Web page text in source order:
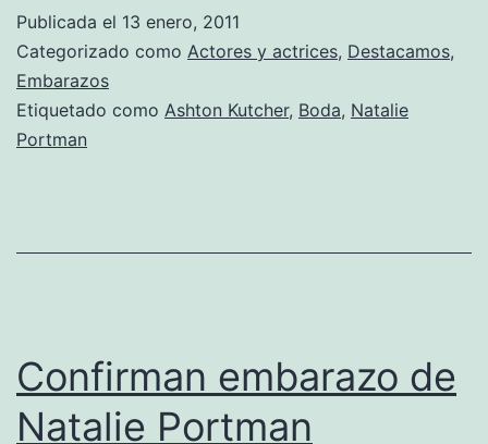
de
y
Publicada el 13 enero, 2011
Categorizado como Actores y actrices, Destacamos,
Embarazos
Etiquetado como Ashton Kutcher, Boda, Natalie
Portman
Confirman embarazo de
Natalie Portman